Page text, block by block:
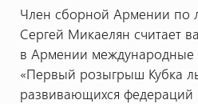
Член сборной Армении по
Сергей Микаелян считает
в Армении международные
«Первый розыгрыш Кубка
развивающихся федераций